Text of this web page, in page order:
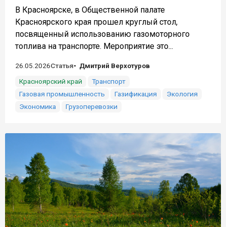
В Красноярске, в Общественной палате
Красноярского края прошел круглый стол,
посвященный использованию газомоторного
топлива на транспорте. Мероприятие это...
26.05.2026Статья
Дмитрий Верхотуров
Красноярский край
Транспорт
Газовая промышленность
Газификация
Экология
Экономика
Грузоперевозки